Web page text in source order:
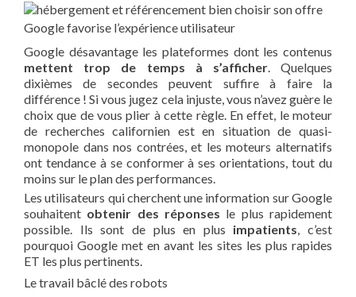
Google favorise l’expérience utilisateur
Google désavantage les plateformes dont les contenus
mettent trop de temps à s’afficher. Quelques
dixièmes de secondes peuvent suffire à faire la
différence ! Si vous jugez cela injuste, vous n’avez guère le
choix que de vous plier à cette règle. En effet, le moteur
de recherches californien est en situation de quasi-
monopole dans nos contrées, et les moteurs alternatifs
ont tendance à se conformer à ses orientations, tout du
moins sur le plan des performances.
Les utilisateurs qui cherchent une information sur Google
souhaitent obtenir des réponses le plus rapidement
possible. Ils sont de plus en plus impatients, c’est
pourquoi Google met en avant les sites les plus rapides
ET les plus pertinents.
Le travail bâclé des robots